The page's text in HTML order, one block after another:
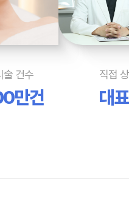
술 건수
만건
직접
대